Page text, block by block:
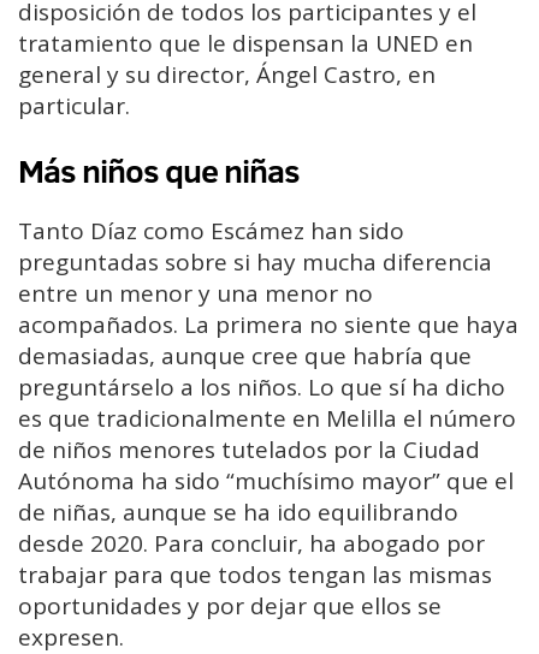
disposición de todos los participantes y el
tratamiento que le dispensan la UNED en
general y su director, Ángel Castro, en
particular.
Más niños que niñas
Tanto Díaz como Escámez han sido
preguntadas sobre si hay mucha diferencia
entre un menor y una menor no
acompañados. La primera no siente que haya
demasiadas, aunque cree que habría que
preguntárselo a los niños. Lo que sí ha dicho
es que tradicionalmente en Melilla el número
de niños menores tutelados por la Ciudad
Autónoma ha sido “muchísimo mayor” que el
de niñas, aunque se ha ido equilibrando
desde 2020. Para concluir, ha abogado por
trabajar para que todos tengan las mismas
oportunidades y por dejar que ellos se
expresen.